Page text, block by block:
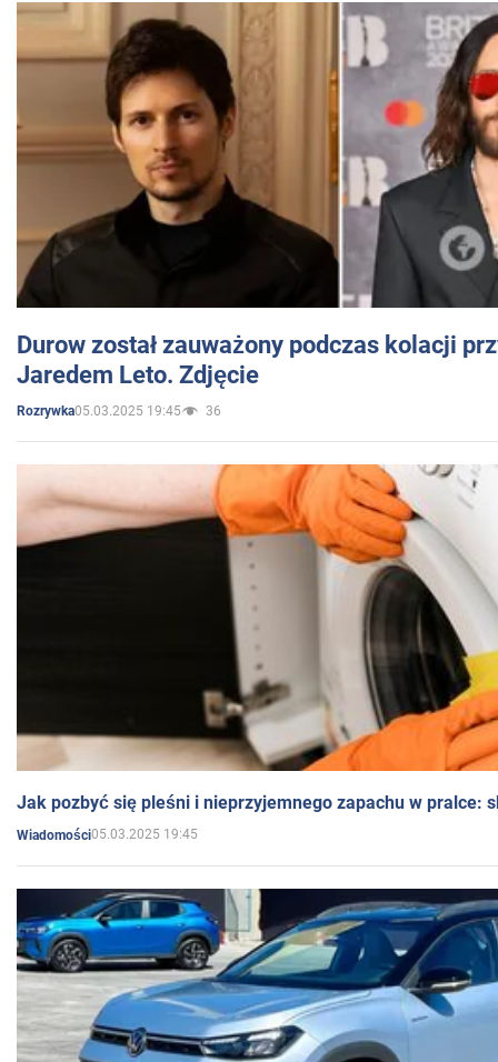
Durow został zauważony podczas kolacji
Jaredem Leto. Zdjęcie
Rozrywka05.03.2025 19:45 36
Jak pozbyć się pleśni i nieprzyjemnego zapachu w pralce:
Wiadomości05.03.2025 19:45